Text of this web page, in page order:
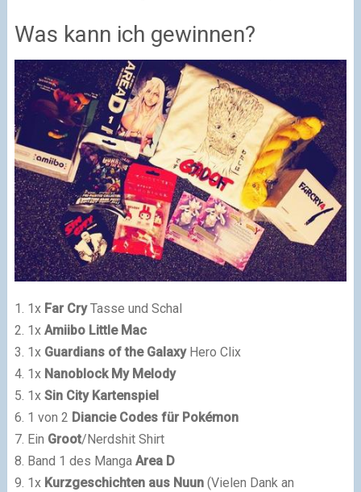
Was kann ich gewinnen?
1. 1x Far CryTasse und Schal
2. 1x Amiibo Little Mac
3. 1x Guardians of the GalaxyHero Clix
4. 1x Nanoblock My Melody
5. 1x Sin City Kartenspiel
6. 1 von 2 Diancie Codes für Pokémon
7. Ein Groot/Nerdshit Shirt
8. Band 1 des Manga Area D
9. 1x Kurzgeschichten aus Nuun(Vielen Dank an